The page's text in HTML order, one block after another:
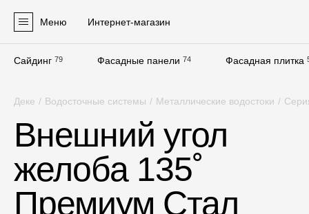
Меню Интернет-магазин
Сайдинг 79 Фасадные панели 74 Фасадная плитка
Сайдинг
Софиты
Фасадная плитка
Деке / Водосточные системы / Металлические водостоки /
Внешний угол
желоба 135˚
Премиум Стал